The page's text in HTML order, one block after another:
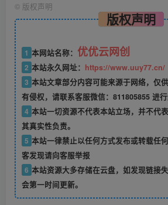
© 版权声明
版权声明
1 本网站名称： 优优云网创
2 本站永久网址： https://www.uuy77.cn/
3 本站文章部分内容可能来源于网络，仅
有侵权，请联系客服微信：811805855 进行
4 本站一切资源不代表本站立场，并不代
其真实性负责。
5 本站一律禁止以任何方式发布或转载任
客发现请向客服举报
6 本站资源大多存储在云盘，如发现链接
会第一时间更新。